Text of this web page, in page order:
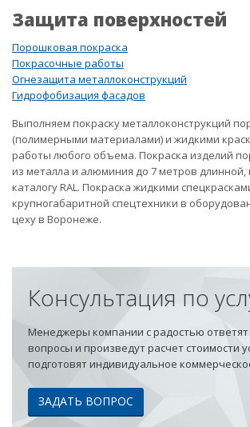
Защита поверхностей
Порошковая покраска
Покрасочные работы
Огнезащита металлоконструкций
Гидрофобизация фасадов
Выполняем покраску металлоконструкций
(полимерными материалами) и жидкими
работы любого объема. Покраска изделий
из металла и алюминия до 7 метров длинной,
каталогу RAL. Покраска жидкими
крупногабаритной спецтехники в
цеху в Воронеже.
Консультация по
Менеджеры компании с радостью
вопросы и произведут расчет стоимости
подготовят индивидуальное
ЗАДАТЬ ВОПРОС